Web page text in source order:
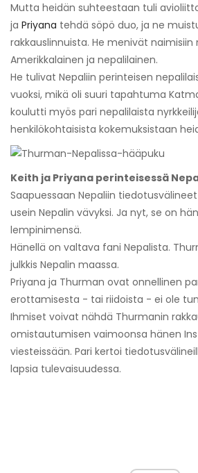
Mutta heidän suhteestaan ​​tuli
ja Priyana tehdä söpö duo, ja ne
rakkauslinnuista. He menivät
Amerikkalainen ja nepalilainen.
He tulivat Nepaliin perinteisen
vuoksi, mikä oli suuri tapahtuma
koulutti myös pari nepalilaista
henkilökohtaisista kokemuksistaan
Keith ja Priyana perinteisessä
Saapuessaan Nepaliin
usein Nepalin vävyksi. Ja nyt, se on
lempinimensä.
Hänellä on valtava fani Nepalista.
julkkis Nepalin maassa.
Priyana ja Thurman ovat onnellinen
erottamisesta - tai riidoista - ei ole
Ihmiset voivat nähdä Thurmanin
omistautumisen vaimoonsa hänen
viesteissään. Pari kertoi
lapsia tulevaisuudessa.